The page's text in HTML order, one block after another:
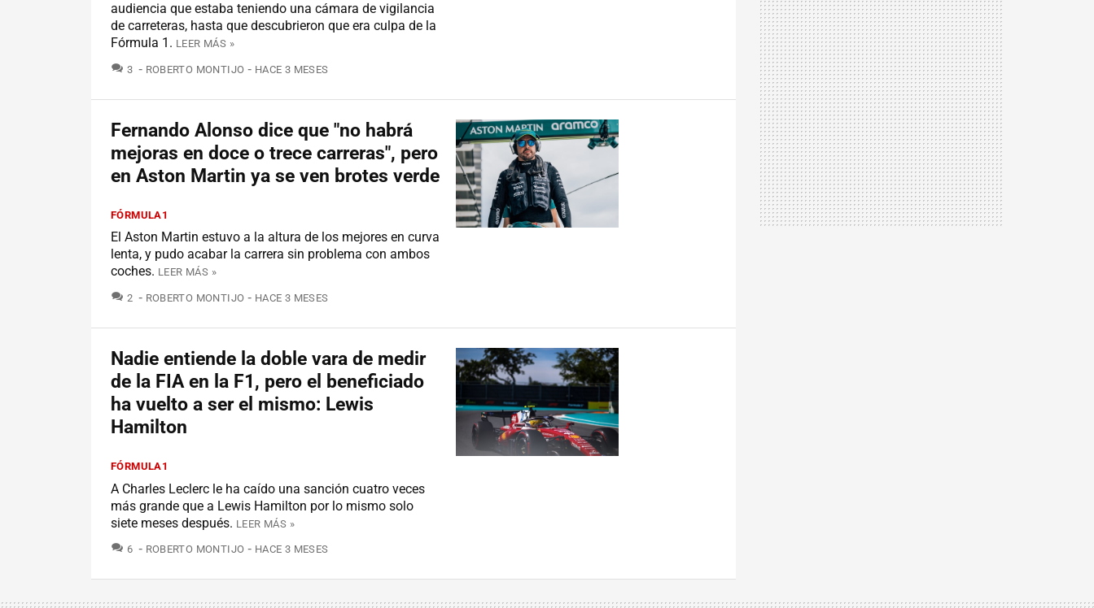
audiencia que estaba teniendo una cámara de vigilancia
de carreteras, hasta que descubrieron que era culpa de la
Fórmula 1. LEER MÁS »
3 COMENTARIOS
ROBERTO MONTIJO HACE 3 MESES
Fernando Alonso dice que "no habrá
mejoras en doce o trece carreras", pero
en Aston Martin ya se ven brotes verde
FÓRMULA1
El Aston Martin estuvo a la altura de los mejores en curva
lenta, y pudo acabar la carrera sin problema con ambos
coches. LEER MÁS »
2 COMENTARIOS
ROBERTO MONTIJO HACE 3 MESES
Nadie entiende la doble vara de medir
de la FIA en la F1, pero el beneficiado
ha vuelto a ser el mismo: Lewis
Hamilton
FÓRMULA1
A Charles Leclerc le ha caído una sanción cuatro veces
más grande que a Lewis Hamilton por lo mismo solo
siete meses después. LEER MÁS »
6 COMENTARIOS
ROBERTO MONTIJO HACE 3 MESES